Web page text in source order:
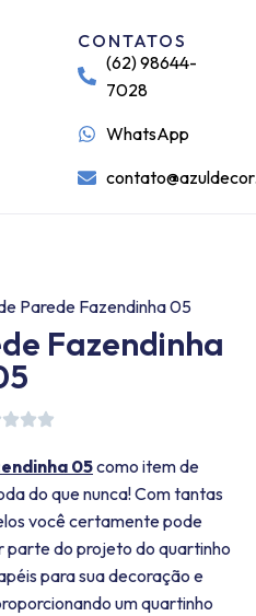
CONTATOS
(62) 98644-
7028
WhatsApp
Parede Fazendinha 05
Fazendinha
05como item de
do que nunca! Com tantas
você certamente pode
parte do projeto do quartinho
para sua decoração e
um quartinho